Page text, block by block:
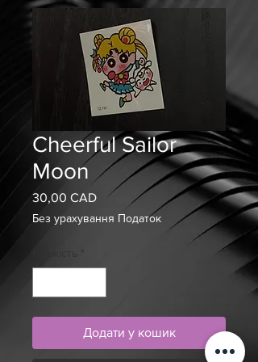
Cheerful Sailor
Moon
30,00 CADЦіна
Без урахування Податок
Додати у кошик